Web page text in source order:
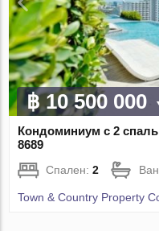
฿ 10 500 000
Кондоминиум с 2
8689
Спален:2
Town & Country Property